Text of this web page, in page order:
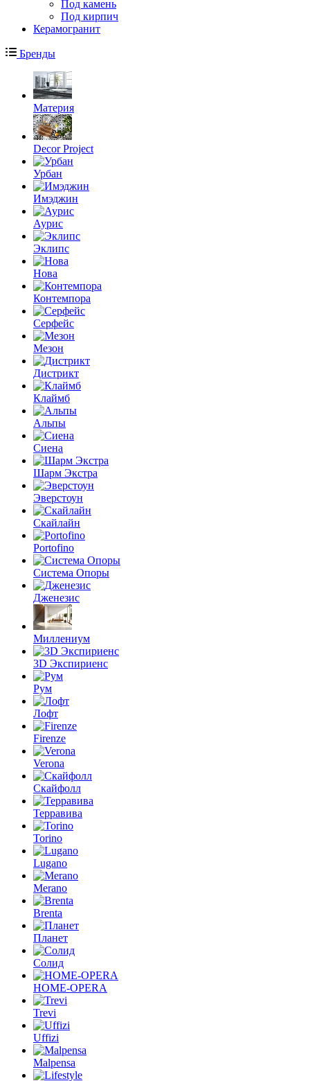
Под камень
Под кирпич
Керамогранит
Бренды
Материя
Decor Project
Урбан
Имэджин
Аурис
Эклипс
Нова
Контемпора
Серфейс
Мезон
Дистрикт
Клаймб
Альпы
Сиена
Шарм Экстра
Эверстоун
Скайлайн
Portofino
Система Опоры
Дженезис
Миллениум
3D Экспириенс
Рум
Лофт
Firenze
Verona
Скайфолл
Терравива
Torino
Lugano
Merano
Brenta
Планет
Солид
HOME-OPERA
Trevi
Uffizi
Malpensa